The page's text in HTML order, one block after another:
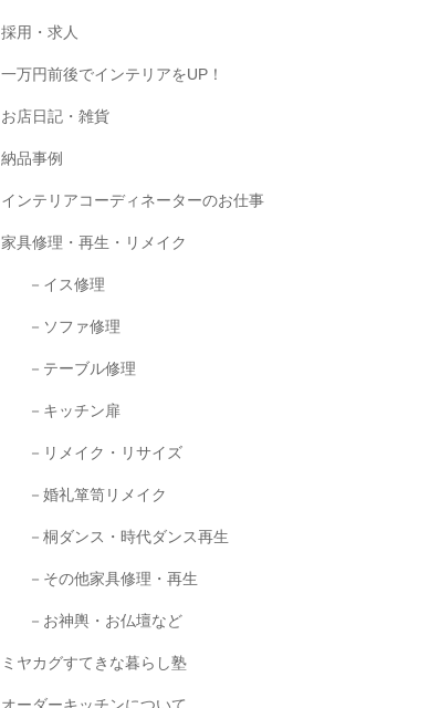
採用・求人
一万円前後でインテリアをUP！
お店日記・雑貨
納品事例
インテリアコーディネーターのお仕事
家具修理・再生・リメイク
－イス修理
－ソファ修理
－テーブル修理
－キッチン扉
－リメイク・リサイズ
－婚礼箪笥リメイク
－桐ダンス・時代ダンス再生
－その他家具修理・再生
－お神輿・お仏壇など
ミヤカグすてきな暮らし塾